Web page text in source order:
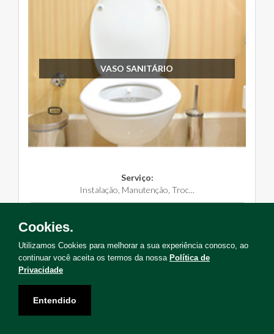
VASO SANITÁRIO
Serviço:
Instalação, Manutenção, Troc...
Solicite uma visita para levantamento de serviços!
Cookies.
Utilizamos Cookies para melhorar a sua experiência conosco, ao
continuar você aceita os termos da nossa Política de
Privacidade
Entendido